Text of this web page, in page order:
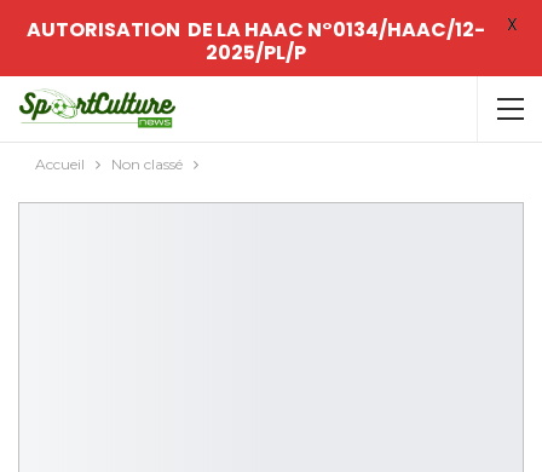
Accueil Non classé
AUTORISATION DE LA HAAC N°0134/HAAC/12-
2025/PL/P
X